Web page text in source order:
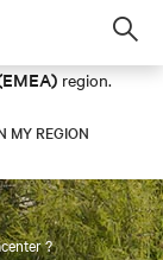
region.
MY REGION
?